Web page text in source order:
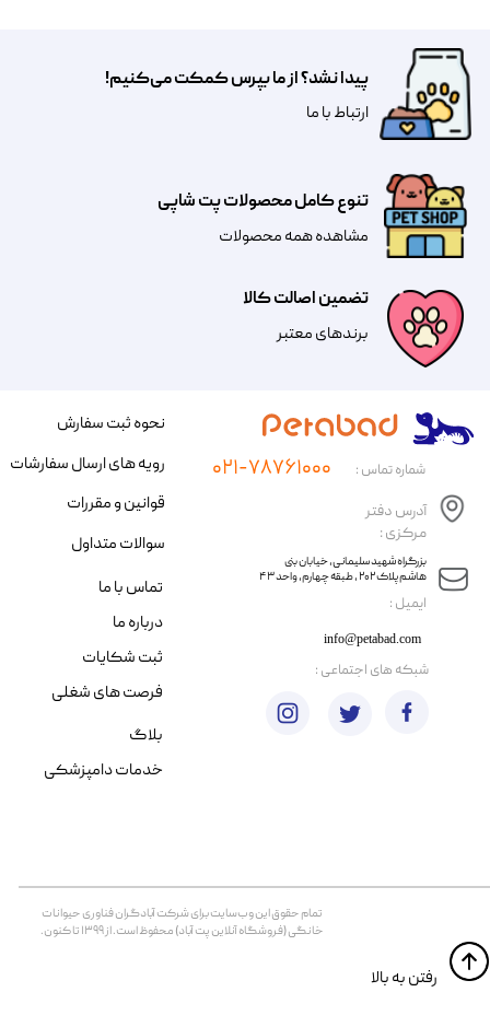
تضمین اصالت کالا
​​برندهای معتبر​​​​​​​
تنوع کامل محصولات پت شاپی
مشاهده همه محصولات
پیدا نشد؟ از ما بپرس کمکت می‌کنیم!
​​​ارتباط با ما
​ایمیل :
آدرس دفتر
مرکزی :
info@petabad.com
​​بزرگراه شهید سلیمانی، خیابان بنی
هاشم پلاک ۲۰۲ ، طبقه چهارم، واحد ۴۳
شماره تماس : ۰۲۱-۷۸۷۶۱۰۰۰
تمام حقوق اين وب‌سايت برای شرکت آبادگران فناوری حیوانات
خانگی (فروشگاه آنلاین پت آباد) محفوظ است. از ۱۳۹۹ تا کنون.
​​رفتن به بالا
نحوه ثبت سفارش
رویه های ارسال سفارشات
قوانین و مقررات
سوالات متداول
تماس با ما
درباره ما
ثبت شکایات
فرصت های شغلی
​شبکه های اجتماعی :
بلاگ
خدمات دامپزشکی